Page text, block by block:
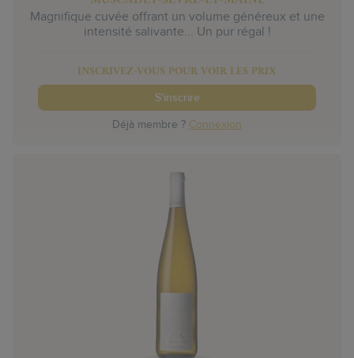
Magnifique cuvée offrant un volume généreux et une
intensité salivante... Un pur régal !
INSCRIVEZ-VOUS POUR VOIR LES PRIX
S'inscrire
Déjà membre ? Connexion